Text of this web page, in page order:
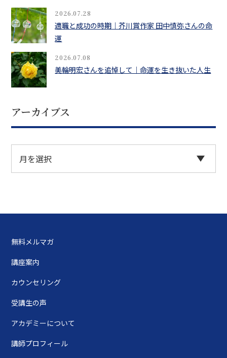
2026.07.28
適職と成功の時期｜芥川賞作家 田中慎弥さんの命
運
2026.07.08
美輪明宏さんを追悼して｜命運を生き抜いた人生
アーカイブス
無料メルマガ
講座案内
カウンセリング
受講生の声
アカデミーについて
講師プロフィール